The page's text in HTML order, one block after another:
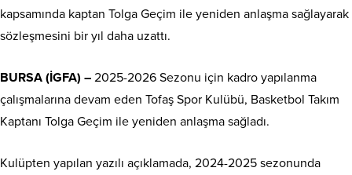
kapsamında kaptan Tolga Geçim ile yeniden anlaşma sağlayarak
sözleşmesini bir yıl daha uzattı.
BURSA (İGFA) – 2025-2026 Sezonu için kadro yapılanma
çalışmalarına devam eden Tofaş Spor Kulübü, Basketbol Takım
Kaptanı Tolga Geçim ile yeniden anlaşma sağladı.
Kulüpten yapılan yazılı açıklamada, 2024-2025 sezonunda